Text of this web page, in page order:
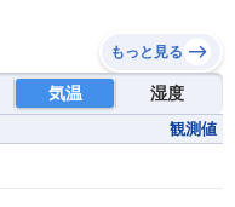
もっと見る
気温 湿度
観測値